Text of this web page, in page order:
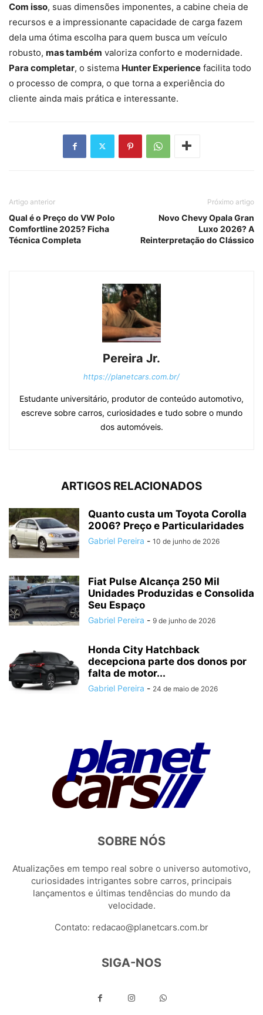
Com isso, suas dimensões imponentes, a cabine cheia de
recursos e a impressionante capacidade de carga fazem
dela uma ótima escolha para quem busca um veículo
robusto, mas também valoriza conforto e modernidade.
Para completar, o sistema Hunter Experience facilita todo
o processo de compra, o que torna a experiência do
cliente ainda mais prática e interessante.
Artigo anterior
Qual é o Preço do VW Polo
Comfortline 2025? Ficha
Técnica Completa
Próximo artigo
Novo Chevy Opala Gran
Luxo 2026? A
Reinterpretação do Clássico
Pereira Jr.
https://planetcars.com.br/
Estudante universitário, produtor de conteúdo automotivo,
escreve sobre carros, curiosidades e tudo sobre o mundo
dos automóveis.
ARTIGOS RELACIONADOS
Quanto custa um Toyota Corolla
2006? Preço e Particularidades
Gabriel Pereira - 10 de junho de 2026
Fiat Pulse Alcança 250 Mil
Unidades Produzidas e Consolida
Seu Espaço
Gabriel Pereira - 9 de junho de 2026
Honda City Hatchback
decepciona parte dos donos por
falta de motor...
Gabriel Pereira - 24 de maio de 2026
SOBRE NÓS
Atualizações em tempo real sobre o universo automotivo,
curiosidades intrigantes sobre carros, principais
lançamentos e últimas tendências do mundo da
velocidade.
Contato: redacao@planetcars.com.br
SIGA-NOS